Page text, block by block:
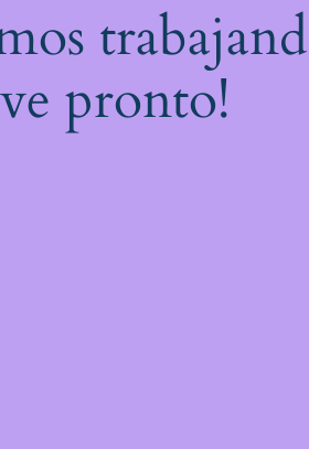
pronto!